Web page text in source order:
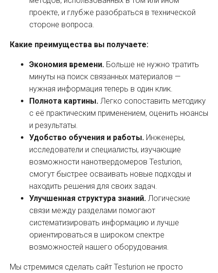
проекте, и глубже разобраться в технической
стороне вопроса.
Какие преимущества вы получаете:
Экономия времени. Больше не нужно тратить
минуты на поиск связанных материалов —
нужная информация теперь в один клик.
Полнота картины. Легко сопоставить методику
с её практическим применением, оценить нюансы
и результаты.
Удобство обучения и работы. Инженеры,
исследователи и специалисты, изучающие
возможности нанотвердомеров Testurion,
смогут быстрее осваивать новые подходы и
находить решения для своих задач.
Улучшенная структура знаний. Логические
связи между разделами помогают
систематизировать информацию и лучше
ориентироваться в широком спектре
возможностей нашего оборудования.
Мы стремимся сделать сайт Testurion не просто